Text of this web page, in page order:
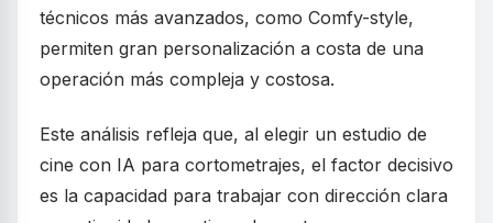
técnicos más avanzados, como Comfy-style,
permiten gran personalización a costa de una
operación más compleja y costosa.
Este análisis refleja que, al elegir un estudio de
cine con IA para cortometrajes, el factor decisivo
es la capacidad para trabajar con dirección clara